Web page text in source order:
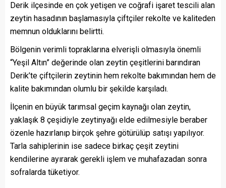
Derik ilçesinde en çok yetişen ve coğrafi işaret tescili alan
zeytin hasadının başlamasıyla çiftçiler rekolte ve kaliteden
memnun olduklarını belirtti.
Bölgenin verimli topraklarına elverişli olmasıyla önemli
“Yeşil Altın” değerinde olan zeytin çeşitlerini barındıran
Derik’te çiftçilerin zeytinin hem rekolte bakımından hem de
kalite bakımından olumlu bir şekilde karşıladı.
İlçenin en büyük tarımsal geçim kaynağı olan zeytin,
yaklaşık 8 çeşidiyle zeytinyağı elde edilmesiyle beraber
özenle hazırlanıp birçok şehre götürülüp satışı yapılıyor.
Tarla sahiplerinin ise sadece birkaç çeşit zeytini
kendilerine ayırarak gerekli işlem ve muhafazadan sonra
sofralarda tüketiyor.